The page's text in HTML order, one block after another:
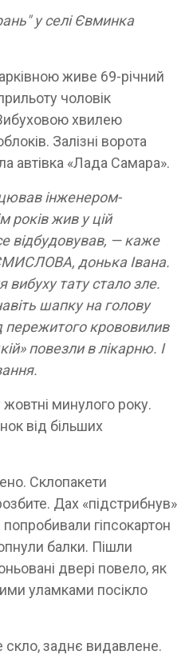
у селі Євминка
живе 69-річний
чоловік
хвилею
Залізні ворота
автівка «Лада Самара».
інженером-
років жив у цій
відбудовував, — каже
донька Івана.
вибуху тату стало зле.
шапку на голову
пережитого крововилив
повезли в лікарню. І
жовтні минулого року.
від більших
Склопакети
Дах «підстрибнув»
попробивали гіпсокартон
балки. Пішли
двері повело, як
уламками посікло
заднє видавлене.